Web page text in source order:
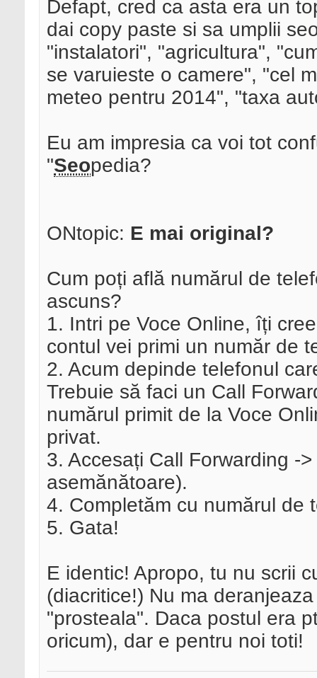
Defapt, cred ca asta era un
dai copy paste si sa umplii
"instalatori", "agricultura",
se varuieste o camere", "cel
meteo pentru 2014", "taxa
Eu am impresia ca voi tot
"Seopedia?
ONtopic: E mai original?
Cum poți află numărul de
ascuns?
1. Intri pe Voce Online, îți
contul vei primi un număr de
2. Acum depinde telefonul
Trebuie să faci un Call
numărul primit de la Voce
privat.
3. Accesați Call Forwarding -
asemănătoare).
4. Completăm cu numărul de
5. Gata!
E identic! Apropo, tu nu scrii
(diacritice!) Nu ma
"prosteala". Daca postul era
oricum), dar e pentru noi toti!